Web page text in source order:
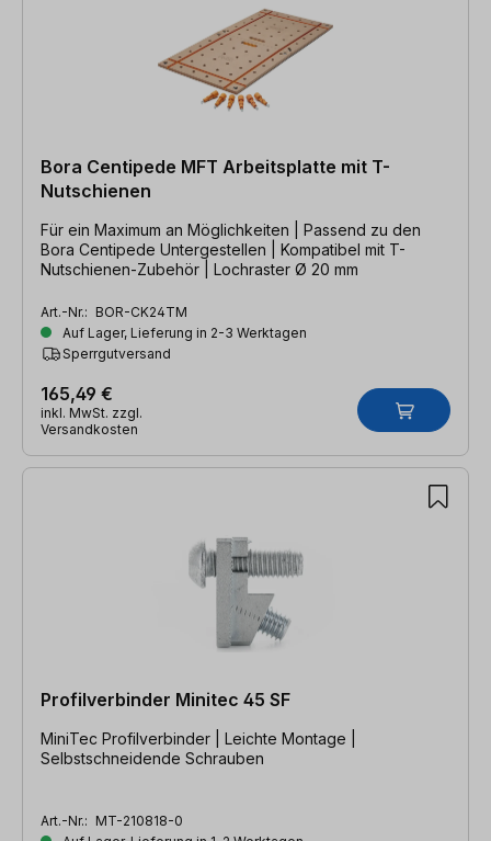
Bora Centipede MFT Arbeitsplatte mit T-
Nutschienen
Für ein Maximum an Möglichkeiten | Passend zu den
Bora Centipede Untergestellen | Kompatibel mit T-
Nutschienen-Zubehör | Lochraster Ø 20 mm
Art.-Nr.: BOR-CK24TM
Auf Lager, Lieferung in 2-3 Werktagen
Sperrgutversand
165,49 €
inkl. MwSt. zzgl.
Versandkosten
Profilverbinder Minitec 45 SF
MiniTec Profilverbinder | Leichte Montage |
Selbstschneidende Schrauben
Art.-Nr.: MT-210818-0